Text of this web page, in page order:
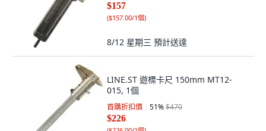
$157
($157.00/1個)
8/12 星期三 預計送達
LINE.ST 遊標卡尺 150mm MT12-
015, 1個
首購折扣價 51%$470
$226